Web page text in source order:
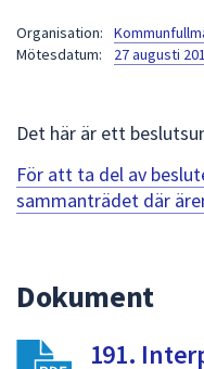
Organisation:
Mötesdatum:
27 augusti
Det här är ett
För att ta del av
sammanträdet där
Dokument
191.